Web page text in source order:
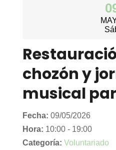
chozón y
musical
Fecha: 09/05/2026
Hora: 10:00 - 19:00
Categoría: Voluntariado